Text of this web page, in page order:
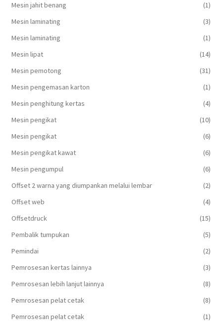
Mesin jahit benang
(1)
Mesin laminating
(3)
Mesin laminating
(1)
Mesin lipat
(14)
Mesin pemotong
(31)
Mesin pengemasan karton
(1)
Mesin penghitung kertas
(4)
Mesin pengikat
(10)
Mesin pengikat
(6)
Mesin pengikat kawat
(6)
Mesin pengumpul
(6)
Offset 2 warna yang diumpankan melalui lembar
(2)
Offset web
(4)
Offsetdruck
(15)
Pembalik tumpukan
(5)
Pemindai
(2)
Pemrosesan kertas lainnya
(3)
Pemrosesan lebih lanjut lainnya
(8)
Pemrosesan pelat cetak
(8)
Pemrosesan pelat cetak
(1)